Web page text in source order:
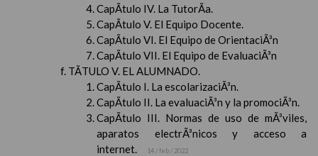
CapÃ­tulo IV. La TutorÃ­a.
CapÃ­tulo V. El Equipo Docente.
CapÃ­tulo VI. El Equipo de OrientaciÃ³n
CapÃ­tulo VII. El Equipo de EvaluaciÃ³n
TÃTULO V. EL ALUMNADO.
CapÃ­tulo I. La escolarizaciÃ³n.
CapÃ­tulo II. La evaluaciÃ³n y la promociÃ³n.
CapÃ­tulo III. Normas de uso de mÃ³viles,
aparatos electrÃ³nicos y acceso a
internet.
14 / feb / 2022